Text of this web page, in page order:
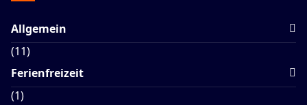
Allgemein
(11)
Ferienfreizeit
(1)